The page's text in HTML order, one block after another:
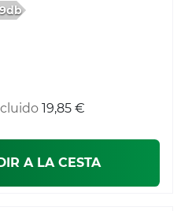
19,85 €
A LA CESTA